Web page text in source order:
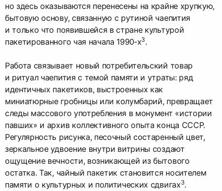
но здесь оказываются перенесены на крайне хрупкую,
бытовую основу, связанную с рутиной чаепития
и только что появившейся в стране культурой
пакетированного чая начала 1990‑х3.
Работа связывает новый потребительский товар
и ритуал чаепития с темой памяти и утраты: ряд
идентичных пакетиков, выстроенных как
миниатюрные гробницы или колумбарий, превращает
следы массового употребления в монумент «истории
павших» и архив коллективного опыта конца СССР.
Регулярность рисунка, песочный состаренный цвет,
зеркальное удвоение внутри витрины создают
ощущение вечности, возникающей из бытового
остатка. Так, чайный пакетик становится носителем
памяти о культурных и политических сдвигах3.